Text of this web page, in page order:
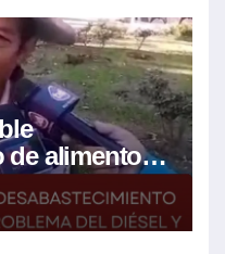
de alimentos
diésel y el
insumos